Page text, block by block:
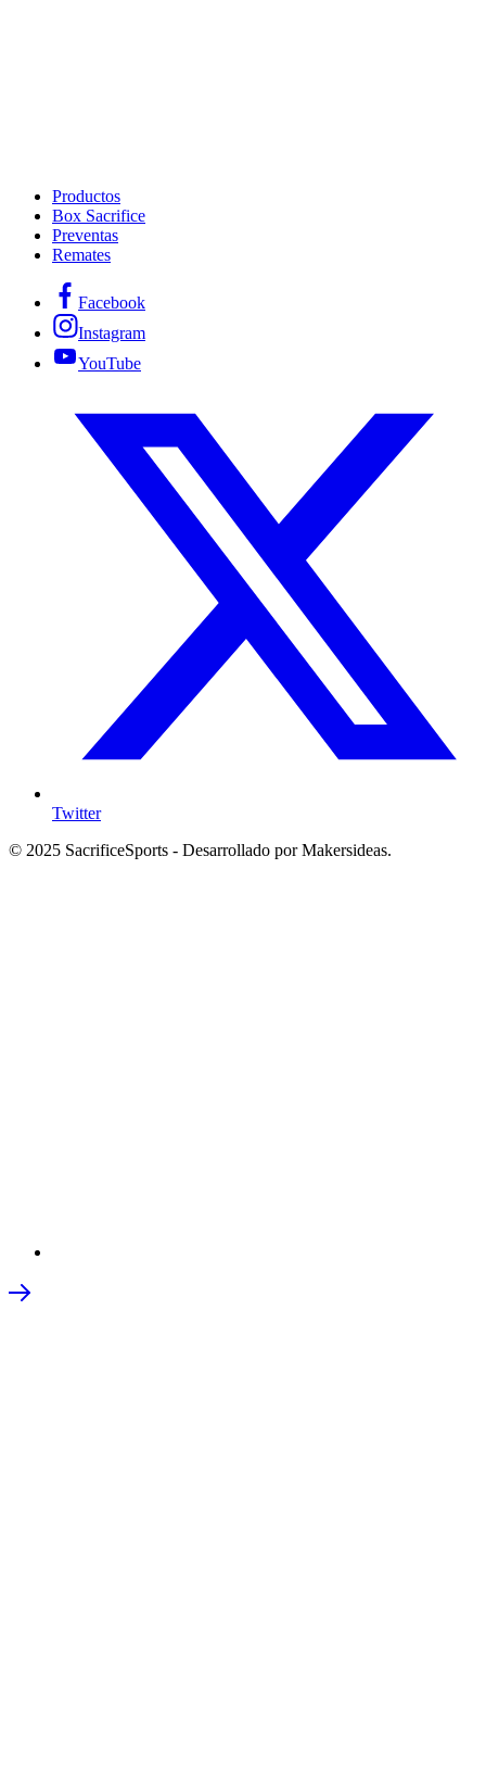
Productos
Box Sacrifice
Preventas
Remates
Facebook
Instagram
YouTube
Twitter
© 2025 SacrificeSports - Desarrollado por Makersideas.